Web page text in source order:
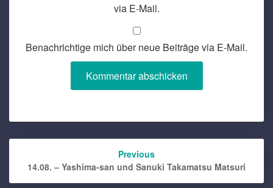
via E-Mail.
Benachrichtige mich über neue Beiträge via E-Mail.
Post
navigation
Previous
14.08. – Yashima-san und Sanuki Takamatsu Matsuri